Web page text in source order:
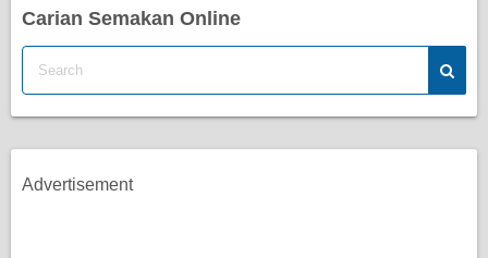
Carian Semakan Online
Advertisement